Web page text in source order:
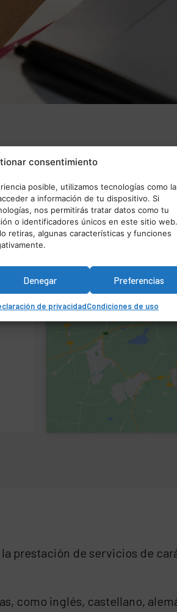
consentimiento
posible, utilizamos tecnologías como
a información de tu dispositivo. Si
nos permitirás tratar datos como tu
o identificadores únicos en este sitio
retiras, algunas características y funciones
Denegar Preferencias
de privacidadCondiciones de uso
prestación de servicios de
como inglés, castellano,